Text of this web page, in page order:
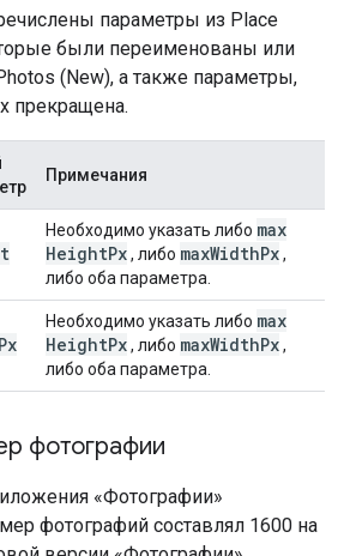
параметры из Place
были переименованы или
(New), а также параметры,
прекращена.
Примечания
Необходимо указать либо max
HeightPx, либо maxWidthPx,
либо оба параметра.
Px
Необходимо указать либо max
HeightPx, либо maxWidthPx,
либо оба параметра.
фотографии
«Фотографии»
фотографий составлял 1600 на